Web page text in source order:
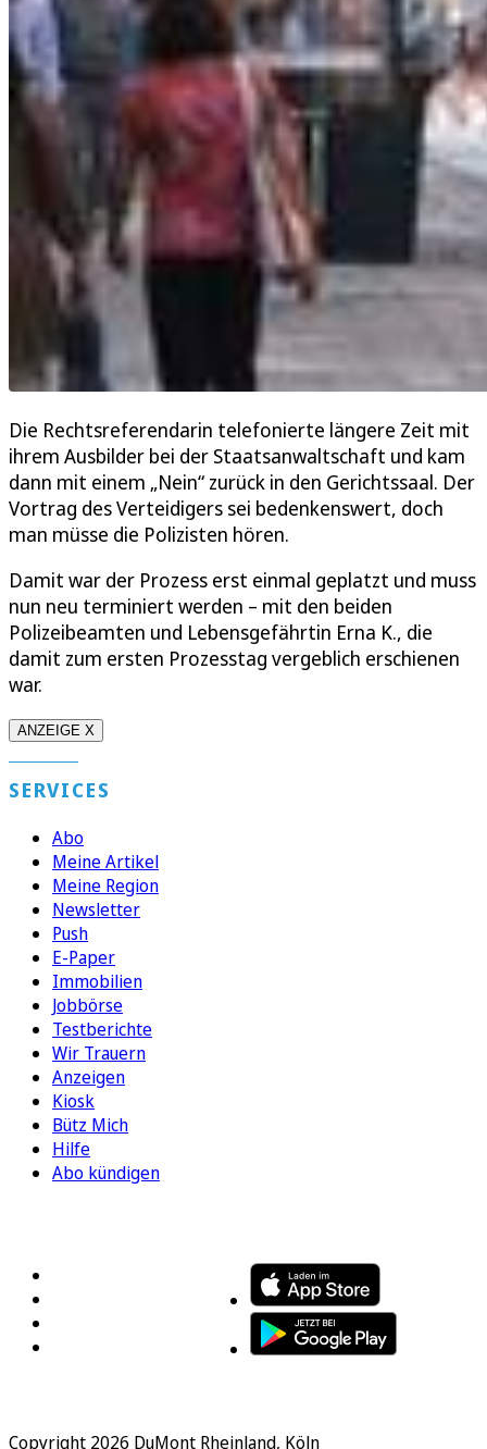
Die Rechtsreferendarin telefonierte längere Zeit mit
ihrem Ausbilder bei der Staatsanwaltschaft und kam
dann mit einem „Nein“ zurück in den Gerichtssaal. Der
Vortrag des Verteidigers sei bedenkenswert, doch
man müsse die Polizisten hören.
Damit war der Prozess erst einmal geplatzt und muss
nun neu terminiert werden – mit den beiden
Polizeibeamten und Lebensgefährtin Erna K., die
damit zum ersten Prozesstag vergeblich erschienen
war.
ANZEIGE X
SERVICES
Abo
Meine Artikel
Meine Region
Newsletter
Push
E-Paper
Immobilien
Jobbörse
Testberichte
Wir Trauern
Anzeigen
Kiosk
Bütz Mich
Hilfe
Abo kündigen
Copyright 2026 DuMont Rheinland, Köln